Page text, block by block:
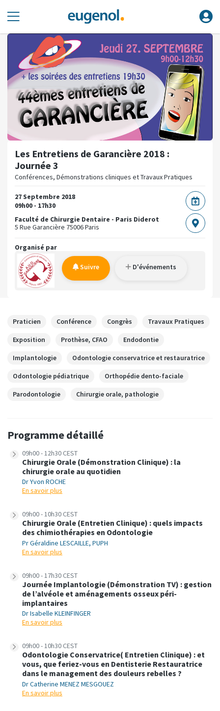
Les Entretiens de Garancière 2018 :
Journée 3
Conférences, Démonstrations cliniques et Travaux Pratiques
27 Septembre 2018
09h00 - 17h30
Faculté de Chirurgie Dentaire - Paris Diderot
5 Rue Garancière 75006 Paris
Organisé par
Suivre D'événements
Praticien Conférence Congrès Travaux Pratiques
Exposition Prothèse, CFAO Endodontie
Implantologie Odontologie conservatrice et restauratrice
Odontologie pédiatrique Orthopédie dento-faciale
Parodontologie Chirurgie orale, pathologie
Programme détaillé
09h00 - 12h30 CEST
Chirurgie Orale (Démonstration Clinique) : la
chirurgie orale au quotidien
Dr Yvon ROCHE
En savoir plus
09h00 - 10h30 CEST
Chirurgie Orale (Entretien Clinique) : quels impacts
des chimiothérapies en Odontologie
Pr Géraldine LESCAILLE, PUPH
En savoir plus
09h00 - 17h30 CEST
Journée Implantologie (Démonstration TV) : gestion
de l’alvéole et aménagements osseux péri-
implantaires
Dr Isabelle KLEINFINGER
En savoir plus
09h00 - 10h30 CEST
Odontologie Conservatrice( Entretien Clinique) : et
vous, que feriez-vous en Dentisterie Restauratrice
dans le management des douleurs rebelles ?
Dr Catherine MENEZ MESGOUEZ
En savoir plus